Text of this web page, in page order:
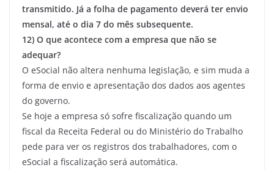
transmitido. Já a folha de pagamento deverá ter envio
mensal, até o dia 7 do mês subsequente.
12) O que acontece com a empresa que não se
adequar?
O eSocial não altera nenhuma legislação, e sim muda a
forma de envio e apresentação dos dados aos agentes
do governo.
Se hoje a empresa só sofre fiscalização quando um
fiscal da Receita Federal ou do Ministério do Trabalho
pede para ver os registros dos trabalhadores, com o
eSocial a fiscalização será automática.